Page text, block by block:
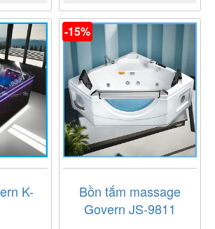
K-
-15%
Bồn tắm massage
Govern JS-9811